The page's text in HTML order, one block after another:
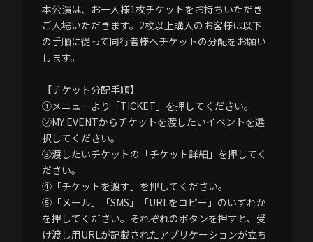
本公演は、お一人様1枚チケットをお持ちいただき
ご入場いただきます。2枚以上購入のお客様は以下
の手順に従って同行者様へチケットの分配をお願い
します。
【チケット分配手順】
①メニューより「TICKET」を押してください。
②MY EVENTからチケットを渡したいイベントを選
択してください。
③渡したいチケットの「チケット詳細」を押してく
ださい。
④「チケットを渡す」を押してください。
⑤「メール」「SMS」「URLをコピー」のいずれか
を押してください。それぞれのボタンを押すと、受
け渡し用URLが記載されたアプリケーションが立ち